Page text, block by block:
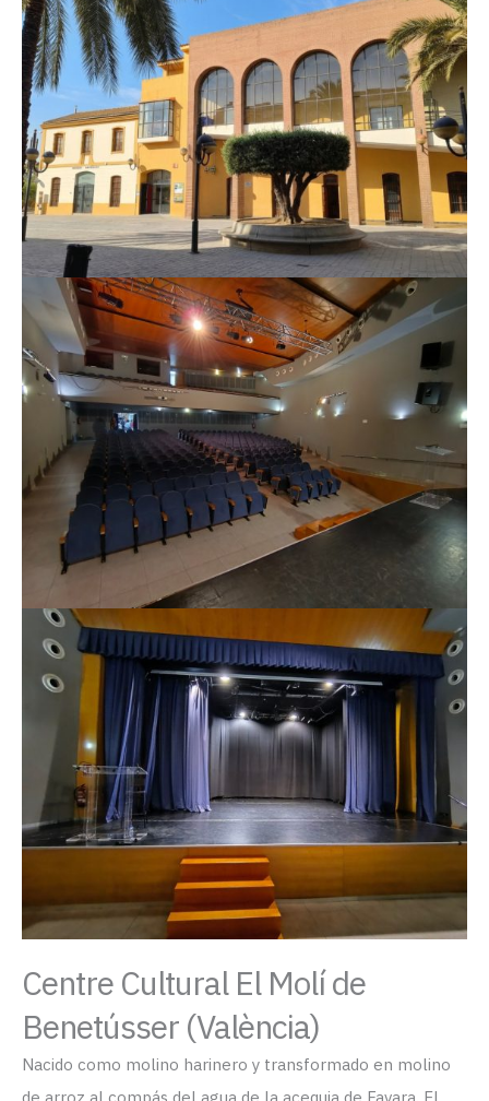
Centre Cultural El Molí de
Benetússer (València)
Nacido como molino harinero y transformado en molino
de arroz al compás del agua de la acequia de Favara, El